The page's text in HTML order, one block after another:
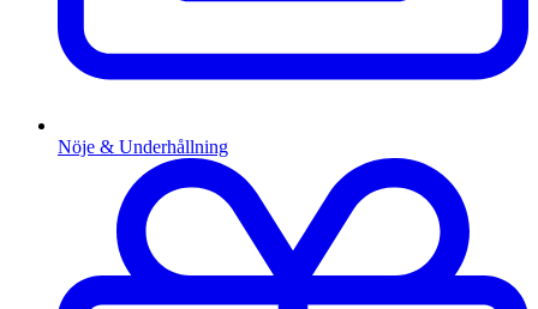
Nöje & Underhållning